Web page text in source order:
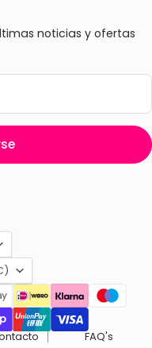
noticias y ofertas
€)
FAQ's